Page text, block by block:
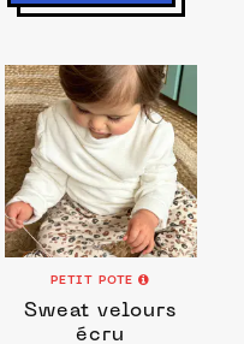
PETIT POTE
Sweat velours
écru